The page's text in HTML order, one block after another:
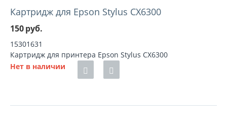
Картридж для Epson Stylus CX6300
150руб.
15301631
Картридж для принтера Epson Stylus CX6300
Нет в наличии